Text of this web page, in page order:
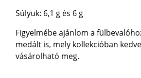
Súlyuk: 6,1 g és 6 g
Figyelmébe ajánlom a
medált is, mely kollekcióban
vásárolható meg.